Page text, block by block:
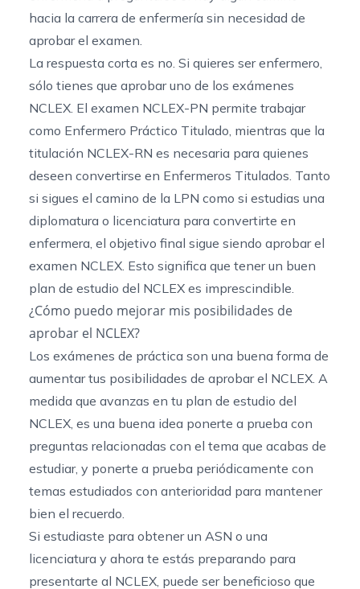
hacia la carrera de enfermería sin necesidad de
aprobar el examen.
La respuesta corta es no. Si quieres ser enfermero,
sólo tienes que aprobar uno de los exámenes
NCLEX. El examen NCLEX-PN permite trabajar
como Enfermero Práctico Titulado, mientras que la
titulación NCLEX-RN es necesaria para quienes
deseen convertirse en Enfermeros Titulados. Tanto
si sigues el camino de la LPN como si estudias una
diplomatura o licenciatura para convertirte en
enfermera, el objetivo final sigue siendo aprobar el
examen NCLEX. Esto significa que tener un buen
plan de estudio del NCLEX es imprescindible.
¿Cómo puedo mejorar mis posibilidades de
aprobar el NCLEX?
Los exámenes de práctica son una buena forma de
aumentar tus posibilidades de aprobar el NCLEX. A
medida que avanzas en tu plan de estudio del
NCLEX, es una buena idea ponerte a prueba con
preguntas relacionadas con el tema que acabas de
estudiar, y ponerte a prueba periódicamente con
temas estudiados con anterioridad para mantener
bien el recuerdo.
Si estudiaste para obtener un ASN o una
licenciatura y ahora te estás preparando para
presentarte al NCLEX, puede ser beneficioso que